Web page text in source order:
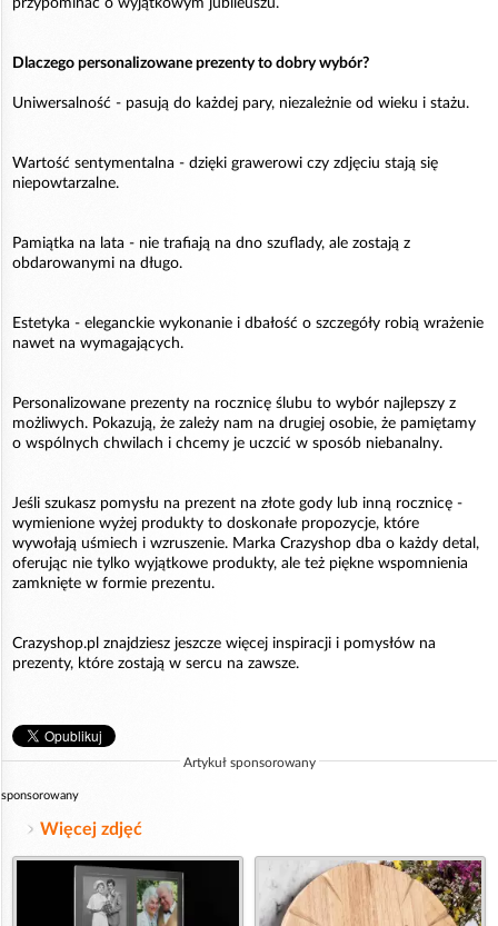
przypominać o wyjątkowym jubileuszu.
Dlaczego personalizowane prezenty to dobry wybór?
Uniwersalność - pasują do każdej pary, niezależnie od wieku i stażu.
Wartość sentymentalna - dzięki grawerowi czy zdjęciu stają się
niepowtarzalne.
Pamiątka na lata - nie trafiają na dno szuflady, ale zostają z
obdarowanymi na długo.
Estetyka - eleganckie wykonanie i dbałość o szczegóły robią wrażenie
nawet na wymagających.
Personalizowane prezenty na rocznicę ślubu to wybór najlepszy z
możliwych. Pokazują, że zależy nam na drugiej osobie, że pamiętamy
o wspólnych chwilach i chcemy je uczcić w sposób niebanalny.
Jeśli szukasz pomysłu na prezent na złote gody lub inną rocznicę -
wymienione wyżej produkty to doskonałe propozycje, które
wywołają uśmiech i wzruszenie. Marka Crazyshop dba o każdy detal,
oferując nie tylko wyjątkowe produkty, ale też piękne wspomnienia
zamknięte w formie prezentu.
Crazyshop.pl znajdziesz jeszcze więcej inspiracji i pomysłów na
prezenty, które zostają w sercu na zawsze.
Artykuł sponsorowany
sponsorowany
Więcej zdjęć